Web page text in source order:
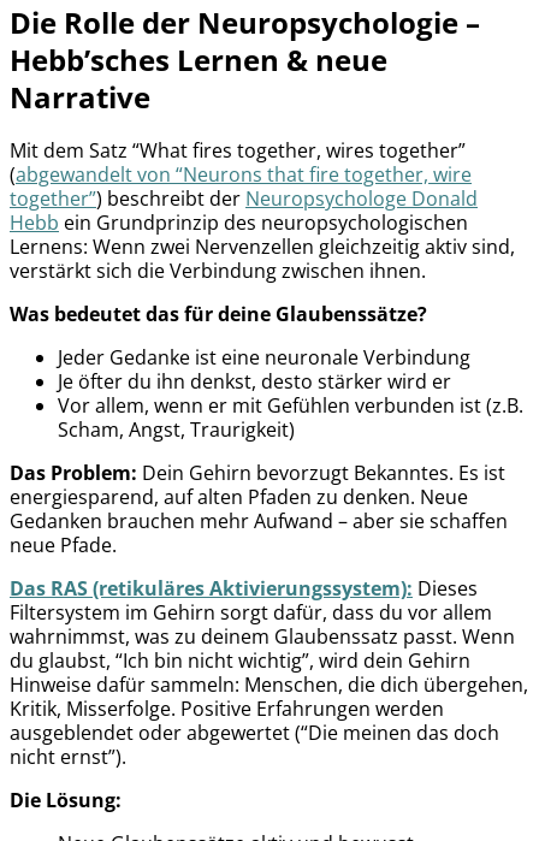
Die Rolle der Neuropsychologie –
Hebb’sches Lernen & neue
Narrative
Mit dem Satz “What fires together, wires together”
(abgewandelt von “Neurons that fire together, wire
together”) beschreibt der Neuropsychologe Donald
Hebb ein Grundprinzip des neuropsychologischen
Lernens: Wenn zwei Nervenzellen gleichzeitig aktiv sind,
verstärkt sich die Verbindung zwischen ihnen.
Was bedeutet das für deine Glaubenssätze?
Jeder Gedanke ist eine neuronale Verbindung
Je öfter du ihn denkst, desto stärker wird er
Vor allem, wenn er mit Gefühlen verbunden ist (z.B.
Scham, Angst, Traurigkeit)
Das Problem: Dein Gehirn bevorzugt Bekanntes. Es ist
energiesparend, auf alten Pfaden zu denken. Neue
Gedanken brauchen mehr Aufwand – aber sie schaffen
neue Pfade.
Das RAS (retikuläres Aktivierungssystem): Dieses
Filtersystem im Gehirn sorgt dafür, dass du vor allem
wahrnimmst, was zu deinem Glaubenssatz passt. Wenn
du glaubst, “Ich bin nicht wichtig”, wird dein Gehirn
Hinweise dafür sammeln: Menschen, die dich übergehen,
Kritik, Misserfolge. Positive Erfahrungen werden
ausgeblendet oder abgewertet (“Die meinen das doch
nicht ernst”).
Die Lösung: